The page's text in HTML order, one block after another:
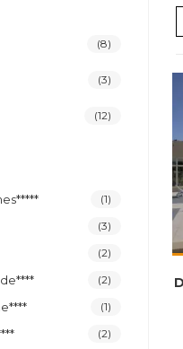
(8)
(3)
(12)
(1)
(3)
(2)
(2)
(1)
(2)